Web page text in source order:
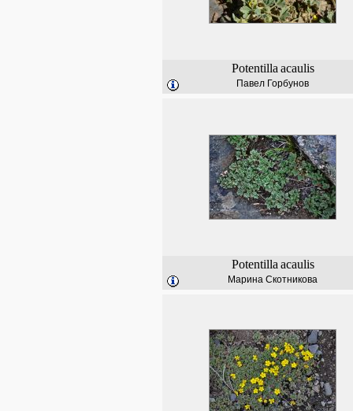
Potentilla acaulis
Павел Горбунов
Potentilla acaulis
Марина Скотникова